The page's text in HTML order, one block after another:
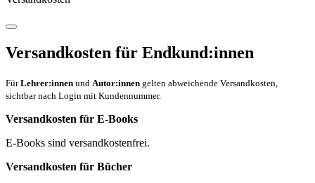
Versandkosten für Endkund:innen
FürLehrer:innen und Autor:innen gelten abweichende Versandkosten,
sichtbar nach Login mit Kundennummer.
Versandkosten für E-Books
E-Books sind versandkostenfrei.
Versandkosten für Bücher